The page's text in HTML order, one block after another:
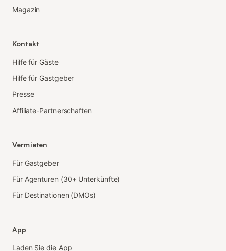
Magazin
Kontakt
Hilfe für Gäste
Hilfe für Gastgeber
Presse
Affiliate-Partnerschaften
Vermieten
Für Gastgeber
Für Agenturen (30+ Unterkünfte)
Für Destinationen (DMOs)
App
Laden Sie die App